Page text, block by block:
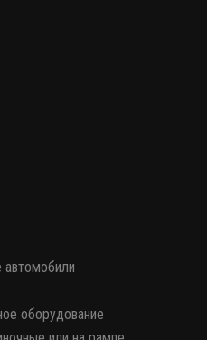
автомобили
оборудование